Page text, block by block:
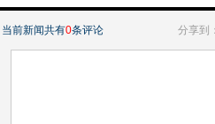
当前新闻共有0条评论 分享到：